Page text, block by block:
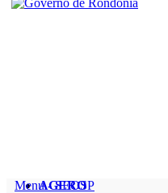
AGERO
Menu - SEOSP